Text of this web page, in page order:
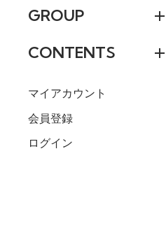
GROUP
CONTENTS
マイアカウント
会員登録
ログイン